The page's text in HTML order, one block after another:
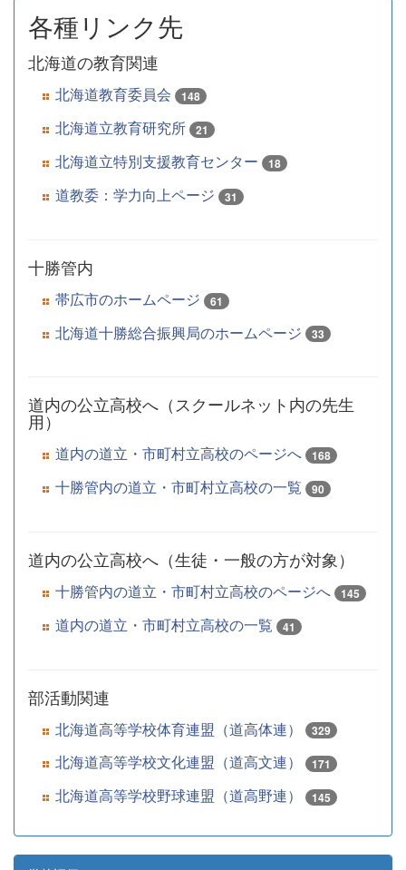
各種リンク先
北海道の教育関連
北海道教育委員会 148
北海道立教育研究所 21
北海道立特別支援教育センター 18
道教委：学力向上ページ 31
十勝管内
帯広市のホームページ 61
北海道十勝総合振興局のホームページ 33
道内の公立高校へ（スクールネット内の先生
用）
道内の道立・市町村立高校のページへ 168
十勝管内の道立・市町村立高校の一覧 90
道内の公立高校へ（生徒・一般の方が対象）
十勝管内の道立・市町村立高校のページへ 145
道内の道立・市町村立高校の一覧 41
部活動関連
北海道高等学校体育連盟（道高体連） 329
北海道高等学校文化連盟（道高文連） 171
北海道高等学校野球連盟（道高野連） 145